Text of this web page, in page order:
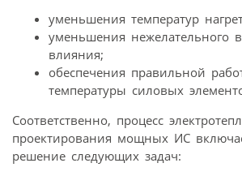
уменьшения температур
уменьшения нежелательного
влияния;
обеспечения правильной
температуры силовых
Соответственно, процесс
проектирования мощных ИС
решение следующих задач: